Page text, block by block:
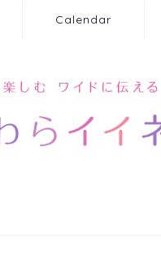
Calendar